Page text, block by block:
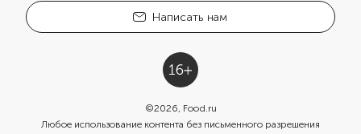
Написать нам
©2026, Food.ru
Любое использование контента без письменного разрешения